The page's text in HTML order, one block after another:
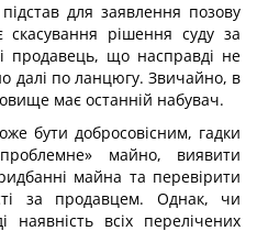
для заявлення позову
рішення суду за
продавець, що насправді не
далі по ланцюгу. Звичайно, в
має останній набувач.
бути добросовісним, гадки
майно, виявити
майна та перевірити
за продавцем. Однак, чи
всіх перелічених